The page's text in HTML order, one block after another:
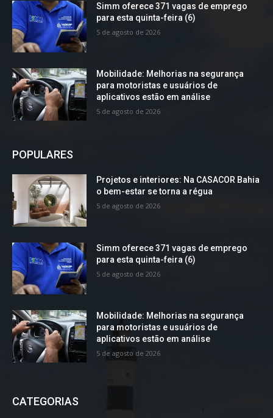
Simm oferece 371 vagas de emprego
para esta quinta-feira (6)
5 de agosto de 2026
Mobilidade: Melhorias na segurança
para motoristas e usuários de
aplicativos estão em análise
5 de agosto de 2026
POPULARES
Projetos e interiores: Na CASACOR Bahia
o bem-estar se torna a régua
5 de agosto de 2026
Simm oferece 371 vagas de emprego
para esta quinta-feira (6)
5 de agosto de 2026
Mobilidade: Melhorias na segurança
para motoristas e usuários de
aplicativos estão em análise
5 de agosto de 2026
CATEGORIAS